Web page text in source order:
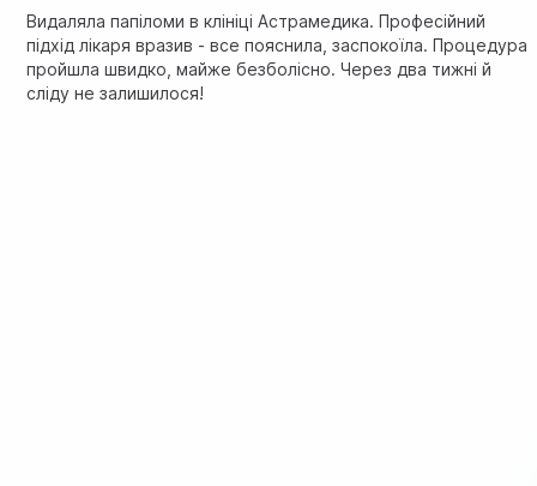
Видаляла папіломи в клініці Астрамедика. Професійний
підхід лікаря вразив - все пояснила, заспокоїла. Процедура
пройшла швидко, майже безболісно. Через два тижні й
сліду не залишилося!